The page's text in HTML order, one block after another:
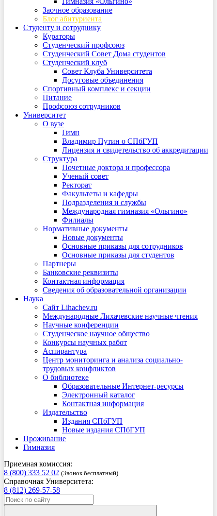
Заочное образование
Блог абитуриента
Студенту и сотруднику
Кураторы
Студенческий профсоюз
Студенческий Совет Дома студентов
Студенческий клуб
Совет Клуба Университета
Досуговые объединения
Спортивный комплекс и секции
Питание
Профсоюз сотрудников
Университет
О вузе
Гимн
Владимир Путин о СПбГУП
Лицензия и свидетельство об аккредитации
Структура
Почетные доктора и профессора
Ученый совет
Ректорат
Факультеты и кафедры
Подразделения и службы
Международная гимназия «Ольгино»
Филиалы
Нормативные документы
Новые документы
Основные приказы для сотрудников
Основные приказы для студентов
Партнеры
Банковские реквизиты
Контактная информация
Сведения об образовательной организации
Наука
Сайт Lihachev.ru
Международные Лихачевские научные чтения
Научные конференции
Студенческое научное общество
Конкурсы научных работ
Аспирантура
Центр мониторинга и анализа социально-
трудовых конфликтов
О библиотеке
Образовательные Интернет-ресурсы
Электронный каталог
Контактная информация
Издательство
Издания СПбГУП
Новые издания СПбГУП
Проживание
Гимназия
Приемная комиссия:
8 (800) 333 52 02 (Звонок бесплатный)
Справочная Университета:
8 (812) 269-57-58